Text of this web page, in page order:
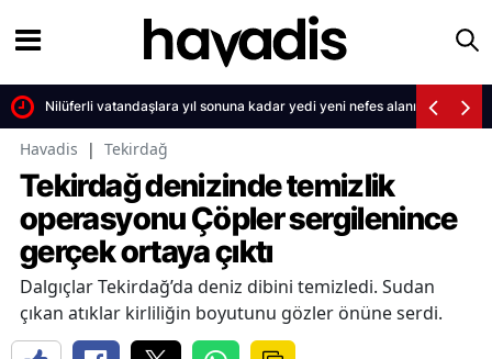
Nilüferli vatandaşlara yıl sonuna kadar yedi yeni nefes alanı
Havadis | Tekirdağ
Tekirdağ denizinde temizlik
operasyonu Çöpler sergilenince
gerçek ortaya çıktı
Dalgıçlar Tekirdağ’da deniz dibini temizledi. Sudan
çıkan atıklar kirliliğin boyutunu gözler önüne serdi.